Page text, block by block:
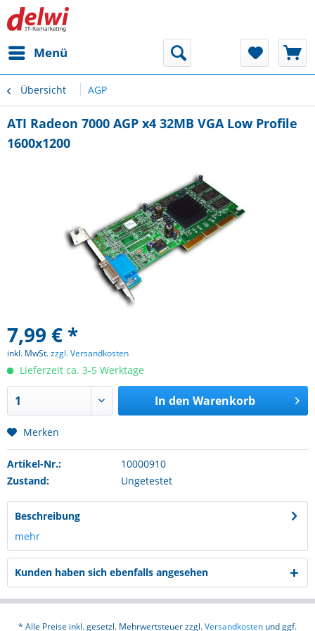
Menü
Übersicht AGP
ATI Radeon 7000 AGP x4 32MB VGA Low Profile
1600x1200
7,99 € *
inkl. MwSt.zzgl. Versandkosten
Lieferzeit ca. 3-5 Werktage
In den Warenkorb
Merken
Artikel-Nr.:
10000910
Zustand:
Ungetestet
Beschreibung
mehr
Kunden haben sich ebenfalls angesehen
* Alle Preise inkl. gesetzl. Mehrwertsteuer zzgl.Versandkosten und ggf.